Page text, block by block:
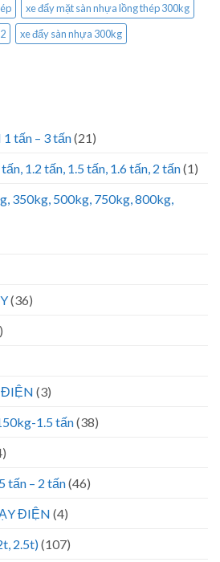
xe đẩy mặt sàn nhựa lồng thép 300kg
xe đẩy sàn nhựa 300kg
tấn – 3 tấn(21)
1.2 tấn, 1.5 tấn, 1.6 tấn, 2 tấn(1)
350kg, 500kg, 750kg, 800kg,
(36)
ĐIỆN (3)
1.5 tấn(38)
tấn – 2 tấn(46)
ĐIỆN (4)
2.5t)(107)